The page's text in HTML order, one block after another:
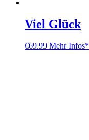
Viel Glück
€69.99 Mehr Infos*